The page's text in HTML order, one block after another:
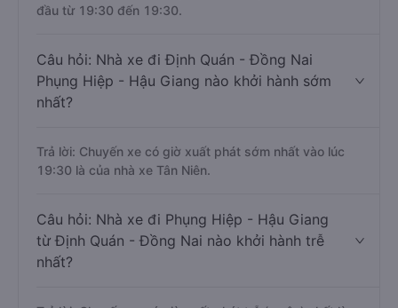
đầu từ 19:30 đến 19:30.
Câu hỏi: Nhà xe đi Định Quán - Đồng Nai
Phụng Hiệp - Hậu Giang nào khởi hành sớm
nhất?
Trả lời: Chuyến xe có giờ xuất phát sớm nhất vào lúc
19:30 là của nhà xe Tân Niên.
Câu hỏi: Nhà xe đi Phụng Hiệp - Hậu Giang
từ Định Quán - Đồng Nai nào khởi hành trễ
nhất?